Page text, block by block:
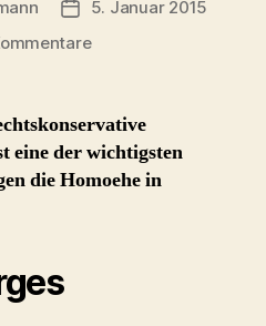
Beitragsdatum
5. Januar 2015
zu
gegen
Homorechte
eine der wichtigsten
die Homoehe in